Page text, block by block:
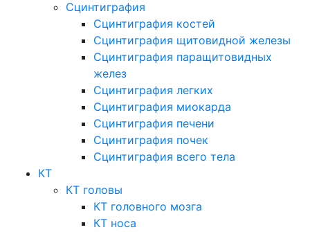
Сцинтиграфия
Сцинтиграфия костей
Сцинтиграфия щитовидной железы
Сцинтиграфия паращитовидных
желез
Сцинтиграфия легких
Сцинтиграфия миокарда
Сцинтиграфия печени
Сцинтиграфия почек
Сцинтиграфия всего тела
КТ
КТ головы
КТ головного мозга
КТ носа